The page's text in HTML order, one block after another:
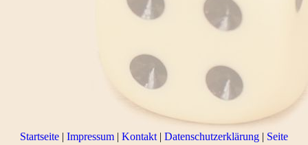
Startseite | Impressum | Kontakt | Datenschutzerklärung | Seite